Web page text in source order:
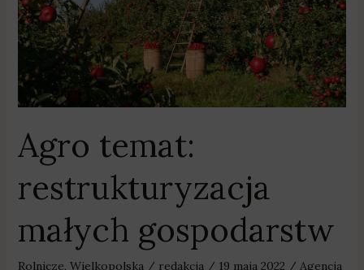
Agro temat:
restrukturyzacja
małych gospodarstw
Rolnicze, Wielkopolska/ redakcja / 19 maja 2022 / Agencja